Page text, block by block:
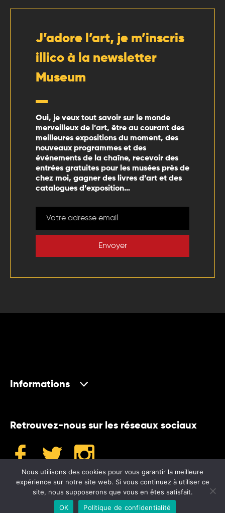
J’adore l’art, je m’inscris
illico à la newsletter
Museum
Oui, je veux tout savoir sur le monde
merveilleux de l’art, être au courant des
meilleures expositions du moment, des
nouveaux programmes et des
événements de la chaîne, recevoir des
entrées gratuites pour les musées près de
chez moi, gagner des livres d’art et des
catalogues d’exposition…
Envoyer
Informations
Retrouvez-nous sur les réseaux sociaux
Nous utilisons des cookies pour vous garantir la meilleure
expérience sur notre site web. Si vous continuez à utiliser ce
site, nous supposerons que vous en êtes satisfait.
OK
Politique de confidentialité